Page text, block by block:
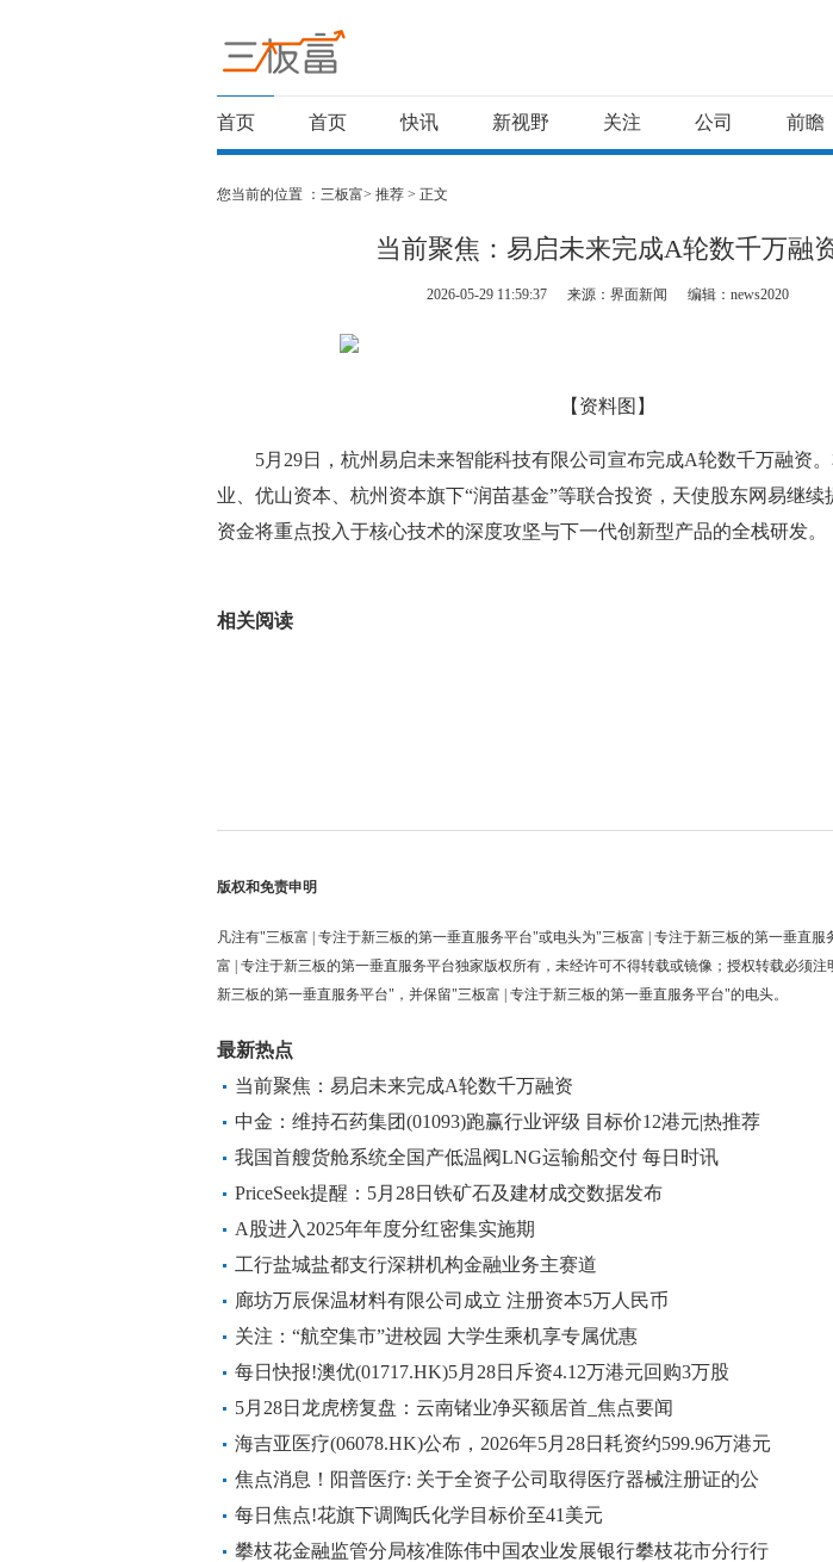
首页 首页 快讯 新视野 关注 公司 前瞻
您当前的位置 ： 三板富> 推荐 > 正文
当前聚焦：易启未来完成A轮数千万融
2026-05-29 11:59:37 来源：界面新闻 编辑：news2020
【资料图】
5月29日，杭州易启未来智能科技有限公司宣布完成A轮数千万融资
业、优山资本、杭州资本旗下“润苗基金”等联合投资，天使股东网易继
资金将重点投入于核心技术的深度攻坚与下一代创新型产品的全栈研发。
相关阅读
版权和免责申明
凡注有"三板富 | 专注于新三板的第一垂直服务平台"或电头为"三板富 | 专注于新三板的第一垂直服
富 | 专注于新三板的第一垂直服务平台独家版权所有，未经许可不得转载或镜像；授权转载必须注
新三板的第一垂直服务平台"，并保留"三板富 | 专注于新三板的第一垂直服务平台"的电头。
最新热点
当前聚焦：易启未来完成A轮数千万融资
中金：维持石药集团(01093)跑赢行业评级 目标价12港元|热推荐
我国首艘货舱系统全国产低温阀LNG运输船交付 每日时讯
PriceSeek提醒：5月28日铁矿石及建材成交数据发布
A股进入2025年年度分红密集实施期
工行盐城盐都支行深耕机构金融业务主赛道
廊坊万辰保温材料有限公司成立 注册资本5万人民币
关注：“航空集市”进校园 大学生乘机享专属优惠
每日快报!澳优(01717.HK)5月28日斥资4.12万港元回购3万股
5月28日龙虎榜复盘：云南锗业净买额居首_焦点要闻
海吉亚医疗(06078.HK)公布，2026年5月28日耗资约599.96万港元
回购62.9万股股份
焦点消息！阳普医疗: 关于全资子公司取得医疗器械注册证的公
告
每日焦点!花旗下调陶氏化学目标价至41美元
攀枝花金融监管分局核准陈伟中国农业发展银行攀枝花市分行行